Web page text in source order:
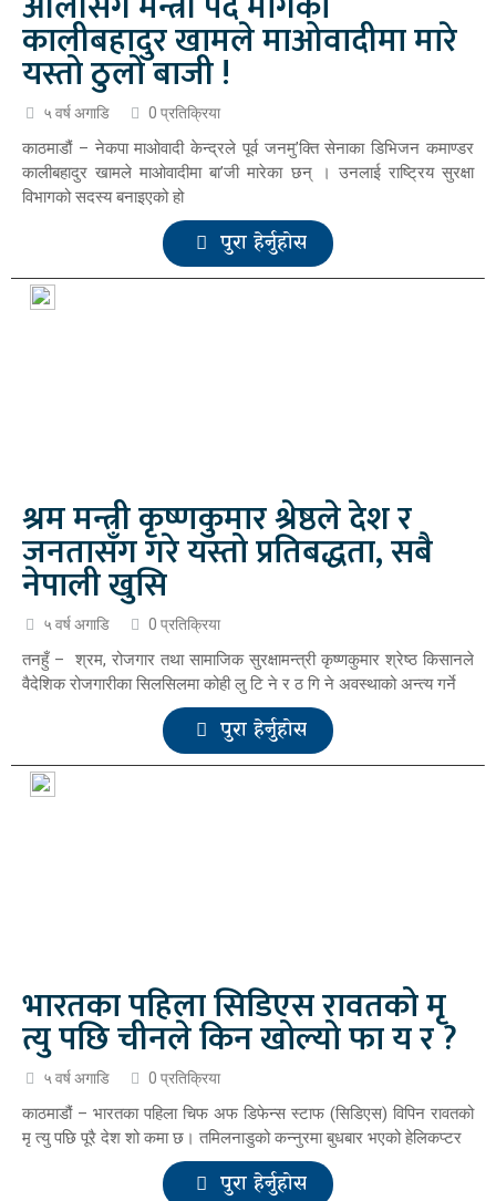
कालीबहादुर खामले माओवादीमा मारे
यस्तो ठुलो बाजी !
५ वर्ष अगाडि 0 प्रतिक्रिया
काठमाडौं – नेकपा माओवादी केन्द्रले पूर्व जनमु’क्ति सेनाका डिभिजन कमाण्डर
कालीबहादुर खामले माओवादीमा बा’जी मारेका छन् । उनलाई राष्ट्रिय सुरक्षा
विभागको सदस्य बनाइएको हो
पुरा हेर्नुहोस
श्रम मन्त्री कृष्णकुमार श्रेष्ठले देश र
जनतासँग गरे यस्तो प्रतिबद्धता, सबै
नेपाली खुसि
५ वर्ष अगाडि 0 प्रतिक्रिया
तनहुँ – श्रम, रोजगार तथा सामाजिक सुरक्षामन्त्री कृष्णकुमार श्रेष्ठ किसानले
वैदेशिक रोजगारीका सिलसिलमा कोही लु टि ने र ठ गि ने अवस्थाको अन्त्य गर्ने
पुरा हेर्नुहोस
भारतका पहिला सिडिएस रावतको मृ
त्यु पछि चीनले किन खोल्यो फा य र ?
५ वर्ष अगाडि 0 प्रतिक्रिया
काठमाडौं – भारतका पहिला चिफ अफ डिफेन्स स्टाफ (सिडिएस) विपिन रावतको
मृ त्यु पछि पूरै देश शो कमा छ। तमिलनाडुको कन्नुरमा बुधबार भएको हेलिकप्टर
पुरा हेर्नुहोस